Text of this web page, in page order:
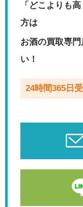
「どこよりも
方は
お酒の買取専門
い！
24時間365日